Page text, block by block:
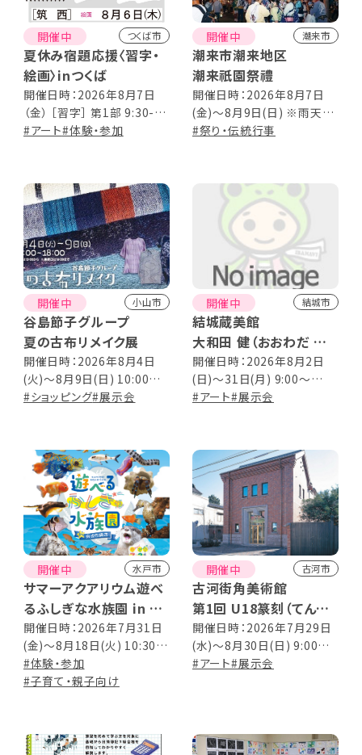
開催中 つくば市
夏休み宿題応援〈習字・
絵画〉inつくば
開催日時：2026年8月7日
（金） ［習字］ 第1部 9:30-
10:30 第2部 11:00-
16:30 ※参加者総入れ替え
制
#アート#体験・参加
開催中 潮来市
潮来市潮来地区
潮来祇園祭禮
開催日時：2026年8月7日
(金)～8月9日(日) ※雨天決
行 8:00～22:00
#祭り・伝統行事
開催中 小山市
谷島節子グループ
夏の古布リメイク展
開催日時：2026年8月4日
(火)～8月9日(日) 10:00～
18:00(初日13:00～／最終
#ショッピング#展示会
開催中 結城市
結城蔵美館
大和田 健（おおわだ たけ
し）写真展 ～ 一期一会
～
開催日時：2026年8月2日
(日)～31日(月) 9:00～
17:00 （最終日は12:00ま
#アート#展示会
開催中 水戸市
サマーアクアリウム遊べ
るふしぎな水族園 in 京
成百貨店
開催日時：2026年7月31日
(金)～8月18日(火) 10:30～
19:00 [最終日は16:00ま
で] ※入場はそれぞれ閉場
#体験・参加
#子育て・親子向け
開催中 古河市
古河街角美術館
第1回 U18篆刻（てんこ
く）展
開催日時：2026年7月29日
(水)～8月30日(日) 9:00～
17:00（入館は16:30まで）
#アート#展示会